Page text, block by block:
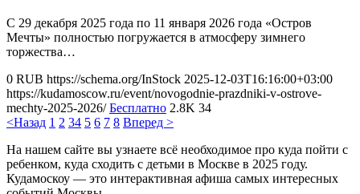
С 29 декабря 2025 года по 11 января 2026 года «Остров
Мечты» полностью погружается в атмосферу зимнего
торжества…
0 RUB https://schema.org/InStock 2025-12-03T16:16:00+03:00
https://kudamoscow.ru/event/novogodnie-prazdniki-v-ostrove-
mechty-2025-2026/ Бесплатно 2.8K 34
<Назад 1 2 34 5 6 7 8 Вперед >
На нашем сайте вы узнаете всё необходимое про куда пойти с
ребенком, куда сходить с детьми в Москве в 2025 году.
Кудамоскоу — это интерактивная афиша самых интересных